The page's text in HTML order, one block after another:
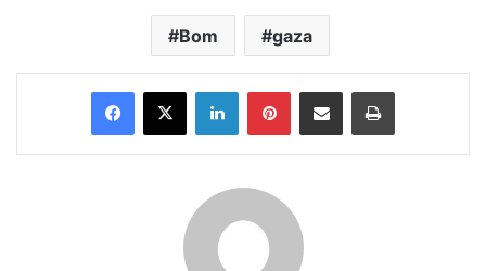
Bom gaza
Facebook
X LinkedInPinterestShare via Email Print